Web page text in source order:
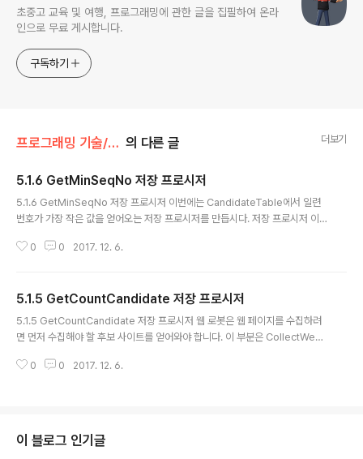
초중고 교육 및 여행, 프로그래밍에 관한 글을 집필하여 온라
인으로 무료 게시합니다.
구독하기
프로그래밍 기술/웹 검색 엔진 만들기 의 다른 글 더보기
5.1.6 GetMinSeqNo 저장 프로시저
5.1.6 GetMinSeqNo 저장 프로시저 이번에는 CandidateTable에서 일련
번호가 가장 작은 값을 얻어오는 저장 프로시저를 만듭시다. 저장 프로시저 이
설정하기 위한 SeqNo인자를 선언합시다. CREATE PROCEDURE dbo.Ge
(SeqNo) from CandidateTable ) 그런데 CandidateTable에 항목이 비
어 있다면 변수 SeqNo에는 null 상태가 됩니다. 이럴 떄는 변수 SeqNo 값을
-1..
0 0 2017. 12. 6.
5.1.5 GetCountCandidate 저장 프로시저
5.1.5 GetCountCandidate 저장 프로시저 웹 로봇은 웹 페이지를 수집하려
면 먼저 수집해야 할 후보 사이트를 얻어와야 합니다. 이 부분은 CollectWeb
date 저장 프로시저를 이용하여 CandidateTable에 저장한 후보 사이트 중
호가 가장 작은 항목을 얻어오고 해당 항목을 삭제하면 되겠죠. 이를 위해 Can
didateTable에서 일련 번호가 가장 작은 번호를..
0 0 2017. 12. 6.
이 블로그 인기글